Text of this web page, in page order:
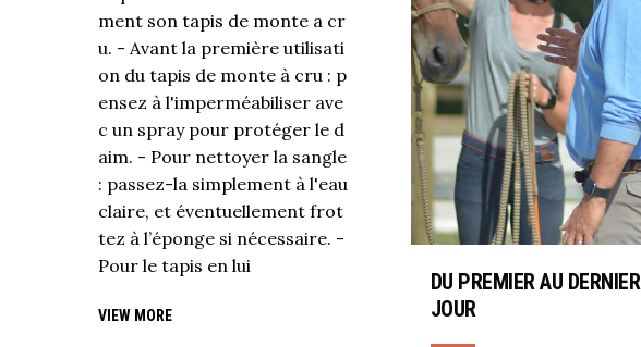
ment son tapis de monte a cr
u. - Avant la première utilisati
on du tapis de monte à cru : p
ensez à l'imperméabiliser ave
c un spray pour protéger le d
aim. - Pour nettoyer la sangle
: passez-la simplement à l'eau
claire, et éventuellement frot
tez à l’éponge si nécessaire. -
Pour le tapis en lui
VIEW MORE
DU PREMIER AU DERNIER
JOUR